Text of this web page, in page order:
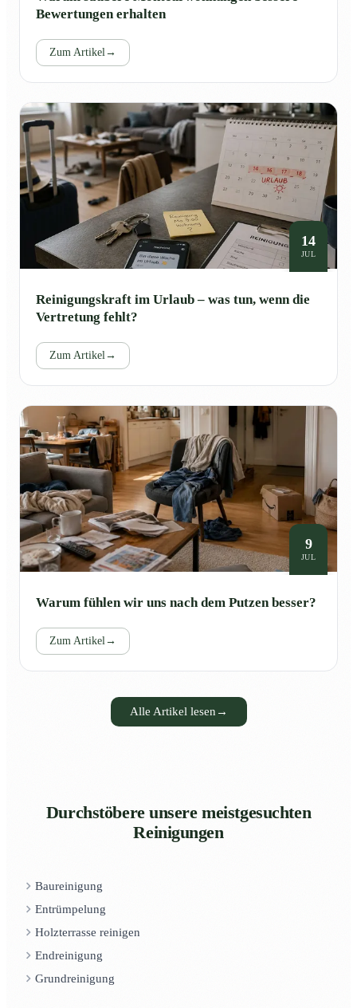
Bewertungen erhalten
Zum Artikel →
14
JUL
Reinigungskraft im Urlaub – was tun, wenn die
Vertretung fehlt?
Zum Artikel →
9
JUL
Warum fühlen wir uns nach dem Putzen besser?
Zum Artikel →
Alle Artikel lesen →
Durchstöbere unsere meistgesuchten
Reinigungen
Baureinigung
Entrümpelung
Holzterrasse reinigen
Endreinigung
Grundreinigung